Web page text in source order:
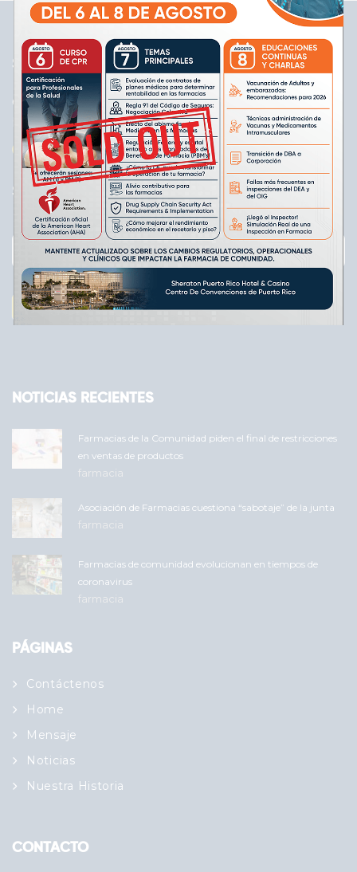
SOBRE NOSOTROS
Creada con el propósito de educar a sus miembros
para mejorar el servicio farmacéutico a los pacientes
SUBSCRÍBASE
Subscribe
Email
Enviar
NOTICIAS RECIENTES
Farmacias de la Comunidad piden el final de restricciones
en ventas de productos
farmacia
Asociación de Farmacias cuestiona “sabotaje” de la junta
farmacia
Farmacias de comunidad evolucionan en tiempos de
coronavirus
farmacia
PÁGINAS
Contáctenos
Home
Mensaje
Noticias
Nuestra Historia
CONTACTO